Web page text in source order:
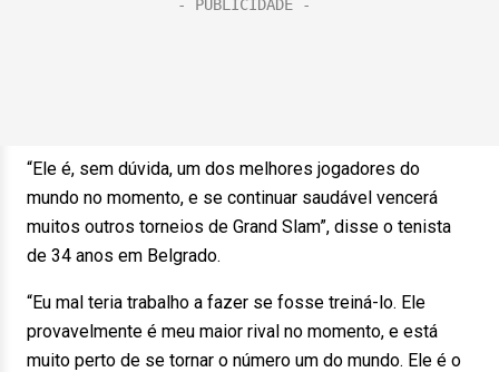
“Ele é, sem dúvida, um dos melhores jogadores do
mundo no momento, e se continuar saudável vencerá
muitos outros torneios de Grand Slam”, disse o tenista
de 34 anos em Belgrado.
“Eu mal teria trabalho a fazer se fosse treiná-lo. Ele
provavelmente é meu maior rival no momento, e está
muito perto de se tornar o número um do mundo. Ele é o